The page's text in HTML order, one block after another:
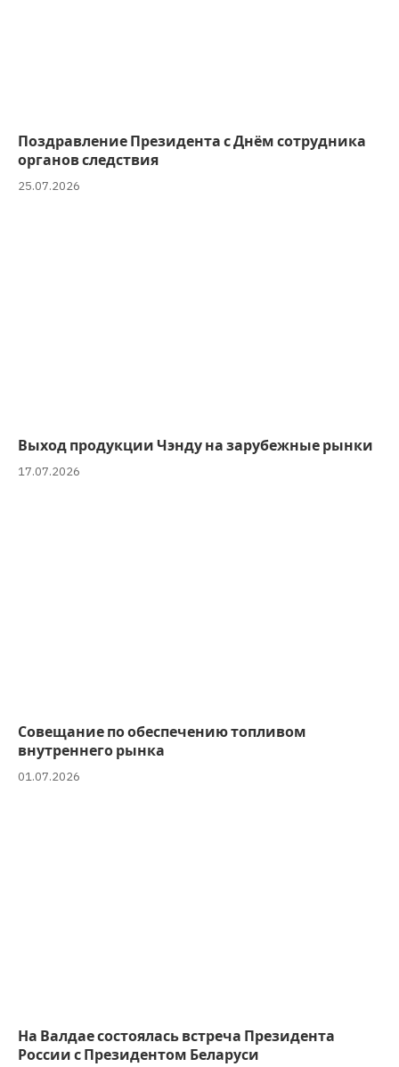
Поздравление Президента с Днём сотрудника
органов следствия
25.07.2026
Выход продукции Чэнду на зарубежные рынки
17.07.2026
Совещание по обеспечению топливом
внутреннего рынка
01.07.2026
На Валдае состоялась встреча Президента
России с Президентом Беларуси